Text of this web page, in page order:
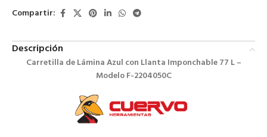
Compartir:
Descripción
Carretilla de Lámina Azul con Llanta Imponchable 77 L –
Modelo F-2204050C